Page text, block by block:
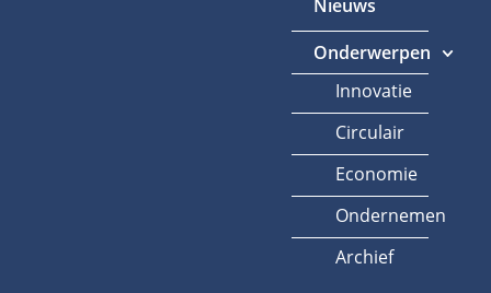
Nieuws
Onderwerpen
Innovatie
Circulair
Economie
Ondernemen
Archief